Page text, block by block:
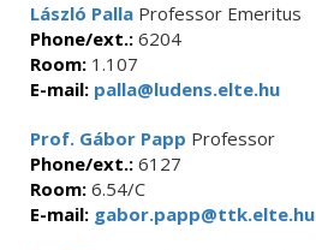
László Palla Professor Emeritus
Phone/ext.: 6204
Room: 1.107
E-mail: palla@ludens.elte.hu
Prof. Gábor Papp Professor
Phone/ext.: 6127
Room: 6.54/C
E-mail: gabor.papp@ttk.elte.hu